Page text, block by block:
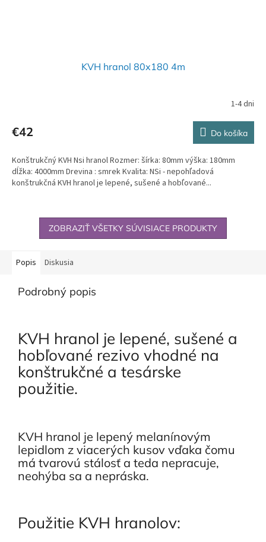
KVH hranol 80x180 4m
1-4 dni
€42 Do košíka
Konštrukčný KVH Nsi hranol Rozmer: šírka: 80mm výška: 180mm
dĺžka: 4000mm Drevina : smrek Kvalita: NSi - nepohľadová
konštrukčná KVH hranol je lepené, sušené a hobľované...
ZOBRAZIŤ VŠETKY SÚVISIACE PRODUKTY
Popis Diskusia
Podrobný popis
KVH hranol je lepené, sušené a
hobľované rezivo vhodné na
konštrukčné a tesárske
použitie.
KVH hranol je lepený melanínovým
lepidlom z viacerých kusov vďaka čomu
má tvarovú stálosť a teda nepracuje,
neohýba sa a nepráska.
Použitie KVH hranolov: